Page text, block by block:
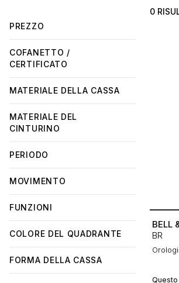
0
PREZZO
COFANETTO /
CERTIFICATO
MATERIALE DELLA CASSA
MATERIALE DEL
CINTURINO
PERIODO
MOVIMENTO
FUNZIONI
COLORE DEL QUADRANTE
FORMA DELLA CASSA
BELL
BR